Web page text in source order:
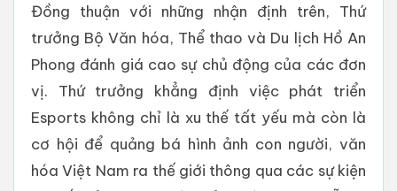
Đồng thuận với những nhận định trên, Thứ
trưởng Bộ Văn hóa, Thể thao và Du lịch Hồ An
Phong đánh giá cao sự chủ động của các đơn
vị. Thứ trưởng khẳng định việc phát triển
Esports không chỉ là xu thế tất yếu mà còn là
cơ hội để quảng bá hình ảnh con người, văn
hóa Việt Nam ra thế giới thông qua các sự kiện